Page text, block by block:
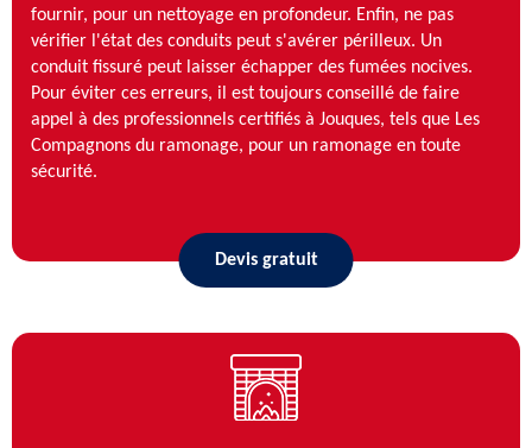
fournir, pour un nettoyage en profondeur. Enfin, ne pas
vérifier l'état des conduits peut s'avérer périlleux. Un
conduit fissuré peut laisser échapper des fumées nocives.
Pour éviter ces erreurs, il est toujours conseillé de faire
appel à des professionnels certifiés à Jouques, tels que Les
Compagnons du ramonage, pour un ramonage en toute
sécurité.
Devis gratuit